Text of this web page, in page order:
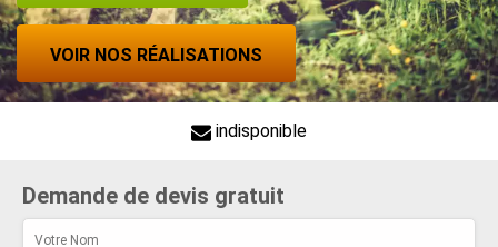
VOIR NOS RÉALISATIONS
indisponible
Demande de devis gratuit